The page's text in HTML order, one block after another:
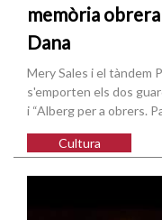
memòria
Dana
Mery Sales i el tàndem
s'emporten els dos
i “Alberg per a obrers.
Cultura